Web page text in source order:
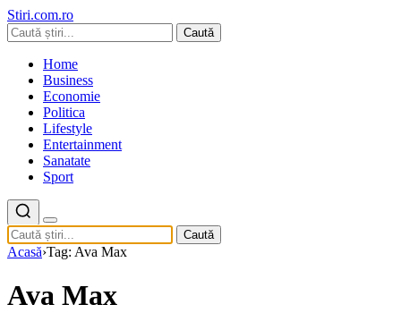
Stiri.com.ro
Caută
Home
Business
Economie
Politica
Lifestyle
Entertainment
Sanatate
Sport
Caută
Acasă›Tag: Ava Max
Ava Max